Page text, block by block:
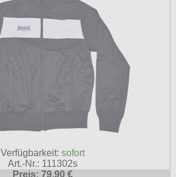
Verfügbarkeit: sofort
Art.-Nr.: 111302s
Preis: 79.90 €